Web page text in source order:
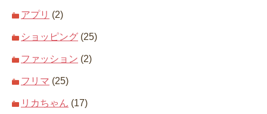
アプリ (2)
ショッピング (25)
ファッション (2)
フリマ (25)
リカちゃん (17)